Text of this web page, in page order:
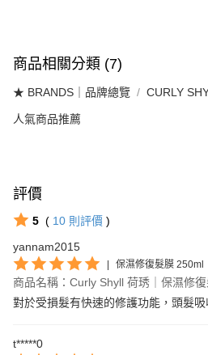
商品相關分類 (7)
★ BRANDS｜品牌總覽 CURLY
人氣商品推薦
評價
5 ( 10 則評價 )
yannam2015
保濕修復髮膜 250ml
商品名稱：Curly Shyll 荷琇｜保濕修
對於受損髮有快速的修護功能，頭髮
t*****0